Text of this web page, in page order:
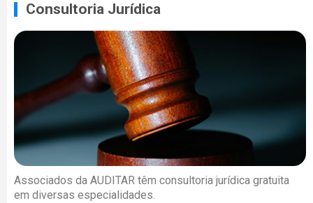
Consultoria Jurídica
Associados da AUDITAR têm consultoria jurídica gratuita
em diversas especialidades.